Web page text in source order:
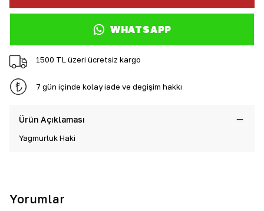
WHATSAPP
1500 TL üzeri ücretsiz kargo
7 gün içinde kolay iade ve değişim hakkı
Ürün Açıklaması
Yağmurluk Haki
Yorumlar